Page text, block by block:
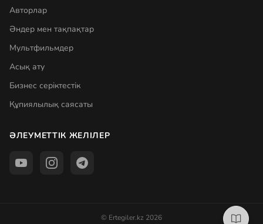
Авторлар
Әндер мен тақпақтар
Мультфильмдер
Асық ату
Бизнес серіктестік
Құпиялылық саясаты
ӘЛЕУМЕТТІК ЖЕЛІЛЕР
© Ertegiler.kz 2026